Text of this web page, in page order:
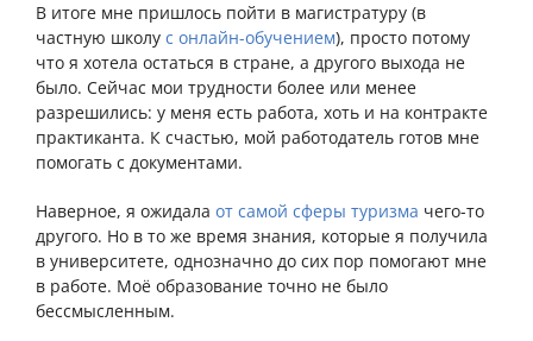
В итоге мне пришлось пойти в магистратуру (в
частную школу с онлайн-обучением), просто потому
что я хотела остаться в стране, а другого выхода не
было. Сейчас мои трудности более или менее
разрешились: у меня есть работа, хоть и на контракте
практиканта. К счастью, мой работодатель готов мне
помогать с документами.
Наверное, я ожидала от самой сферы туризма чего-то
другого. Но в то же время знания, которые я получила
в университете, однозначно до сих пор помогают мне
в работе. Моё образование точно не было
бессмысленным.